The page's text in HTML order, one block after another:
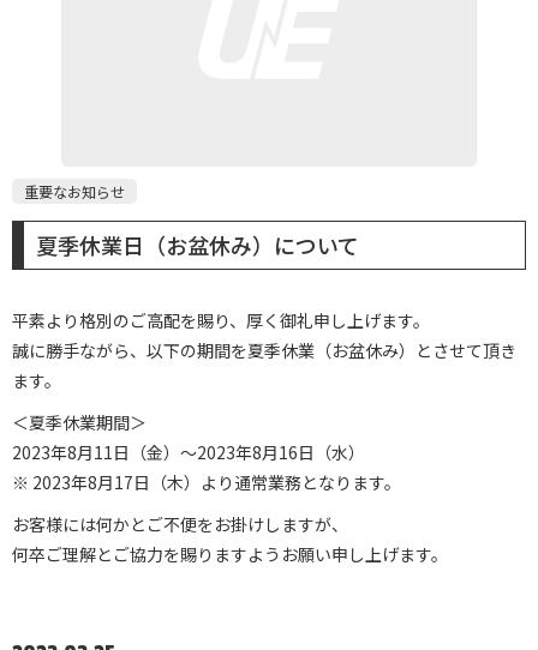
重要なお知らせ
夏季休業日（お盆休み）について
平素より格別のご高配を賜り、厚く御礼申し上げます。
誠に勝手ながら、以下の期間を夏季休業（お盆休み）とさせて頂き
ます。
＜夏季休業期間＞
2023年8月11日（金）～2023年8月16日（水）
※ 2023年8月17日（木）より通常業務となります。
お客様には何かとご不便をお掛けしますが、
何卒ご理解とご協力を賜りますようお願い申し上げます。